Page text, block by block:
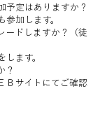
予定はありますか？
加します。
ードしますか？（徒
ます。
？
Ｂサイトにてご確認